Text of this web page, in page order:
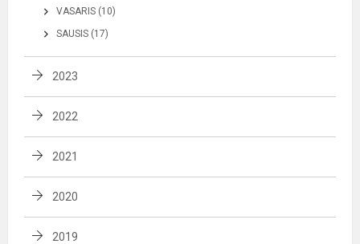
VASARIS (10)
SAUSIS (17)
2023
2022
2021
2020
2019